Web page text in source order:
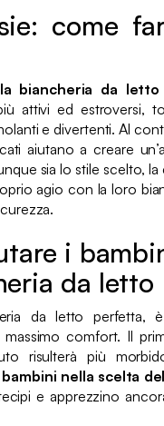
come
biancheria da letto
attivi ed estroversi,
e divertenti. Al
aiutano a creare
sia lo stile scelto,
agio con la loro
i
da letto
da letto perfetta,
comfort. Il
risulterà più
nella scelta
e apprezzino